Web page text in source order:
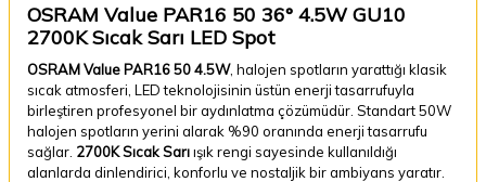
OSRAM Value PAR16 50 36° 4.5W GU10
2700K Sıcak Sarı LED Spot
OSRAM Value PAR16 50 4.5W, halojen spotların yarattığı klasik
sıcak atmosferi, LED teknolojisinin üstün enerji tasarrufuyla
birleştiren profesyonel bir aydınlatma çözümüdür. Standart 50W
halojen spotların yerini alarak %90 oranında enerji tasarrufu
sağlar. 2700K Sıcak Sarıışık rengi sayesinde kullanıldığı
alanlarda dinlendirici, konforlu ve nostaljik bir ambiyans yaratır.